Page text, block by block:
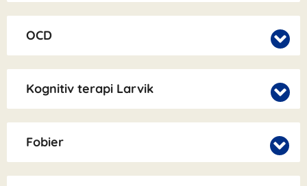
OCD
Kognitiv terapi Larvik
Fobier